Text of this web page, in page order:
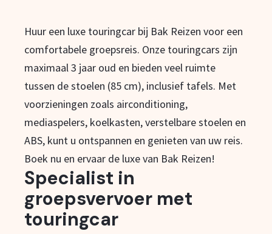
Huur een luxe touringcar bij Bak Reizen voor een
comfortabele groepsreis. Onze touringcars zijn
maximaal 3 jaar oud en bieden veel ruimte
tussen de stoelen (85 cm), inclusief tafels. Met
voorzieningen zoals airconditioning,
mediaspelers, koelkasten, verstelbare stoelen en
ABS, kunt u ontspannen en genieten van uw reis.
Boek nu en ervaar de luxe van Bak Reizen!
Specialist in
groepsvervoer met
touringcar